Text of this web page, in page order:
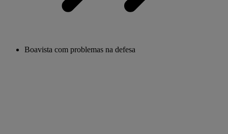
Boavista com problemas na defesa